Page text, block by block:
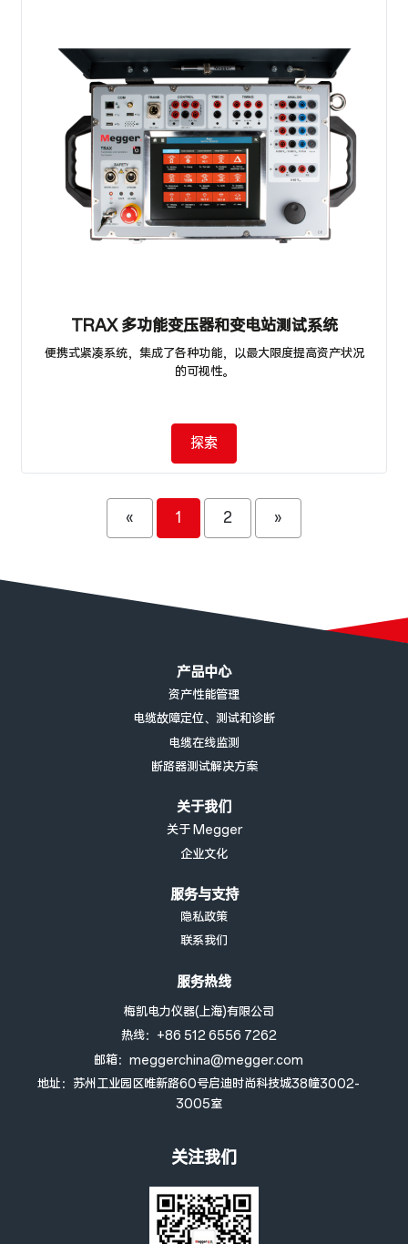
TRAX 多功能变压器和变电站测试系统
便携式紧凑系统，集成了各种功能，以最大限度提高资产状况
的可视性。
探索
« 1 2 »
产品中心
资产性能管理
电缆故障定位、测试和诊断
电缆在线监测
断路器测试解决方案
关于我们
关于 Megger
企业文化
服务与支持
隐私政策
联系我们
服务热线
梅凯电力仪器(上海)有限公司
热线：+86 512 6556 7262
邮箱：meggerchina@megger.com
地址：苏州工业园区唯新路60号启迪时尚科技城38幢3002-
3005室
关注我们